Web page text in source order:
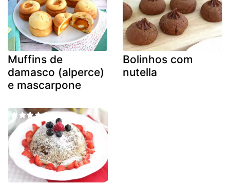
Muffins de
damasco (alperce)
e mascarpone
Bolinhos com
nutella